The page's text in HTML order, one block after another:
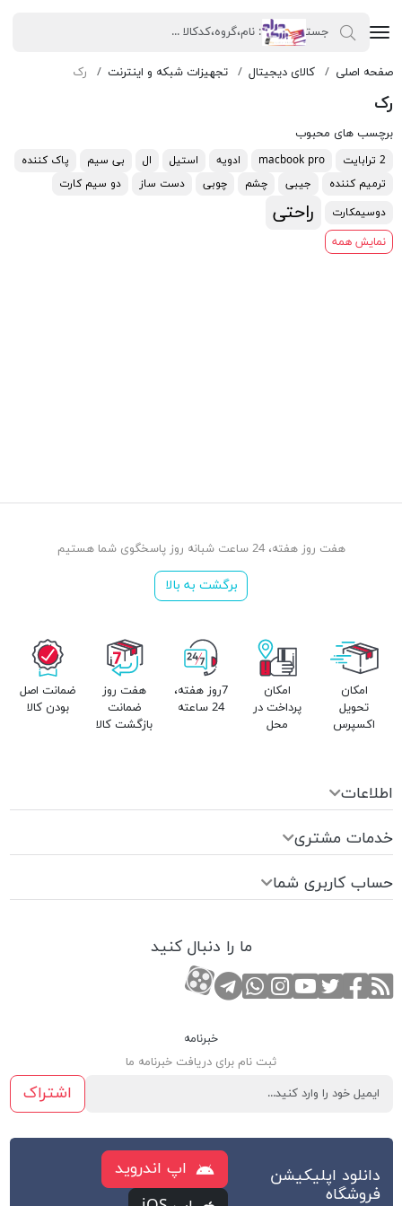
صفحه اصلی کالای دیجیتال تجهیزات شبکه و اینترنت رک
رک
برچسب های محبوب
2 ترابایت macbook pro ادویه استیل ال بی سیم
پاک کننده
ترمیم کننده
جیبی چشم چوبی دست ساز
دو سیم کارت
دوسیمکارت
راحتی
نمایش همه
هفت روز هفته، 24 ساعت شبانه روز پاسخگوی شما هستیم
برگشت به بالا
امکان
تحویل
اکسپرس
امکان
پرداخت در
محل
7روز هفته،
24 ساعته
هفت روز
ضمانت
بازگشت کالا
ضمانت اصل
بودن کالا
اطلاعات
خدمات مشتری
حساب کاربری شما
ما را دنبال کنید
RSSصفحه فیسبوک
صفحه تویتر
کانال یوتوب
صفحه اینستاگرام
تماس با واتس اپ
کانال تلگرام
کانال آپارات
خبرنامه
ثبت نام برای دریافت خبرنامه ما
اشتراک
دانلود اپلیکیشن
فروشگاه
اپ اندروید